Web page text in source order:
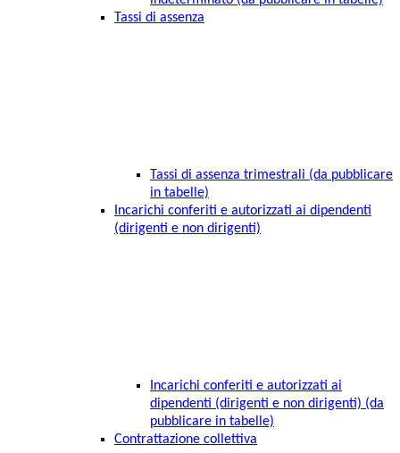
Tassi di assenza
Tassi di assenza trimestrali (da pubblicare
in tabelle)
Incarichi conferiti e autorizzati ai dipendenti
(dirigenti e non dirigenti)
Incarichi conferiti e autorizzati ai
dipendenti (dirigenti e non dirigenti) (da
pubblicare in tabelle)
Contrattazione collettiva